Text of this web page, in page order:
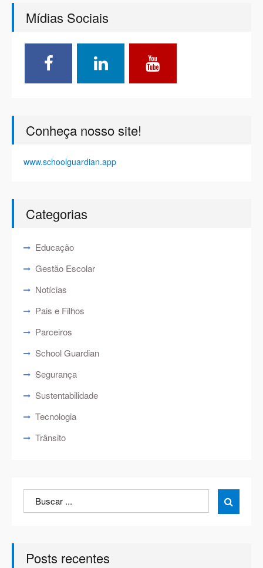
Mídias Sociais
Conheça nosso site!
www.schoolguardian.app
Categorias
Educação
Gestão Escolar
Notícias
Pais e Filhos
Parceiros
School Guardian
Segurança
Sustentabilidade
Tecnologia
Trânsito
Search
for:

Posts recentes